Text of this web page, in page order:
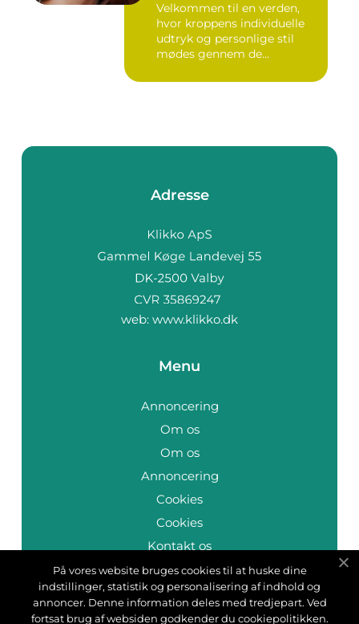
Velkommen til en verden,
hvor kroppens individuelle
udtryk og personlige stil
mødes gennem de...
Adresse
web: www.klikko.dk
Menu
Annoncering
Om os
Om os
Annoncering
Cookies
Cookies
Kontakt os
Kontakt os
Sitemap
Sitemap
På vores website bruges cookies til at huske dine
indstillinger, statistik og personalisering af indhold og
annoncer. Denne information deles med tredjepart. Ved
fortsat brug af websiden godkender du cookiepolitikken.